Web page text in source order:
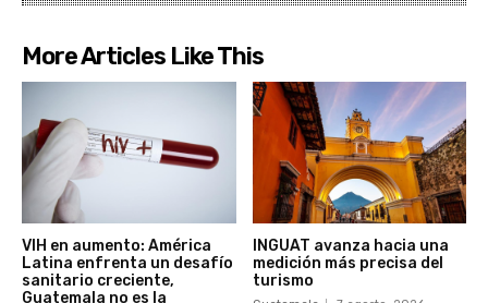
More Articles Like This
VIH en aumento: América
Latina enfrenta un desafío
sanitario creciente,
Guatemala no es la
INGUAT avanza hacia una
medición más precisa del
turismo